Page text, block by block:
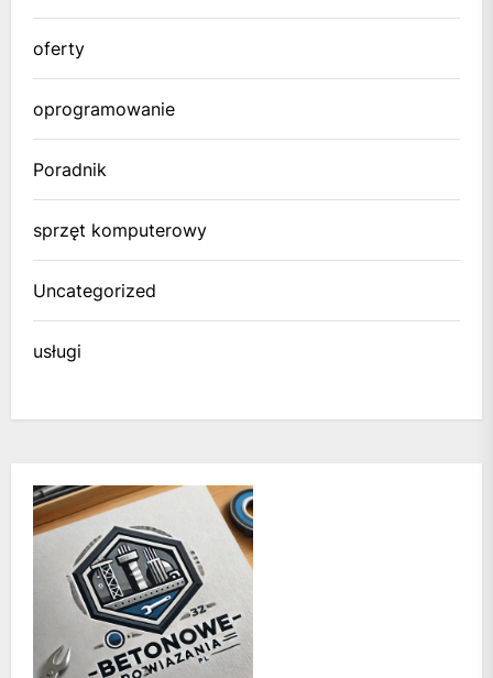
oferty
oprogramowanie
Poradnik
sprzęt komputerowy
Uncategorized
usługi